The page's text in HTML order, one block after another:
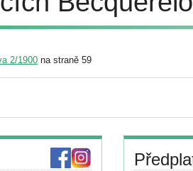
2/1900 na straně 59